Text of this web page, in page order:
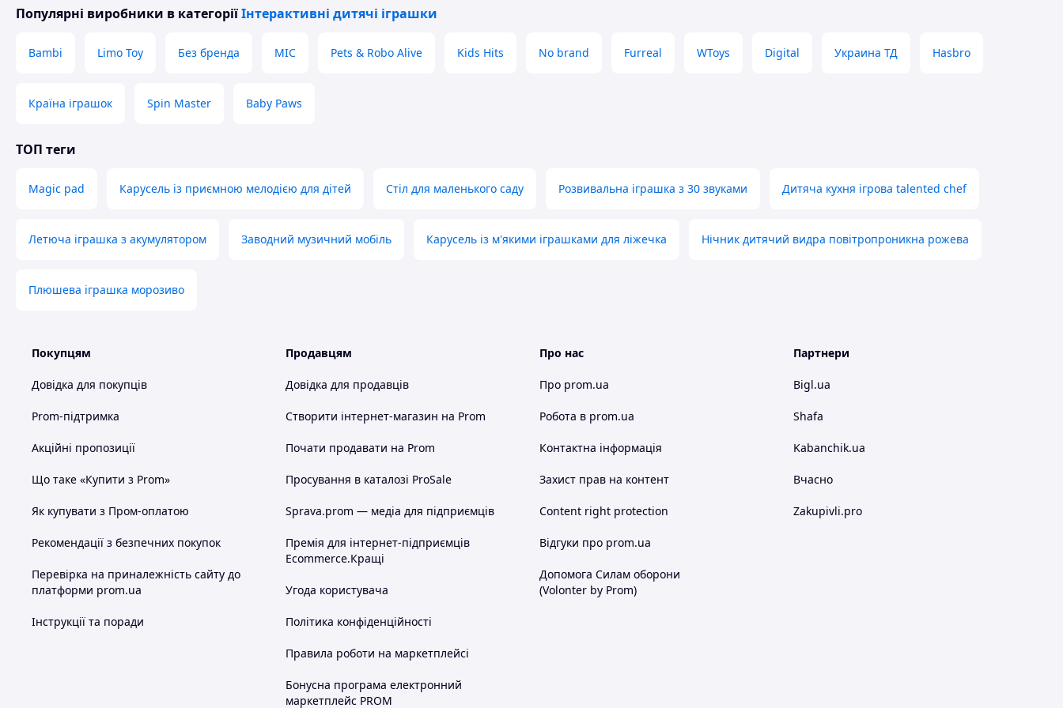
Популярні виробники в категоріїІнтерактивні дитячі іграшки
Bambi Limo Toy Без бренда MIC Pets & Robo Alive Kids Hits No brand Furreal WToys Digital Украина ТД Hasbro
Країна іграшок Spin Master Baby Paws
ТОП теги
Magic pad Карусель із приємною мелодією для дітей Стіл для маленького саду Розвивальна іграшка з 30 звуками Дитяча кухня ігрова talented chef
Летюча іграшка з акумулятором Заводний музичний мобіль Карусель із м'якими іграшками для ліжечка Нічник дитячий видра повітропроникна рожева
Плюшева іграшка морозиво
Покупцям
Довідка для покупців
Prom-підтримка
Акційні пропозиції
Що таке «Купити з Prom»
Як купувати з Пром-оплатою
Рекомендації з безпечних покупок
Перевірка на приналежність сайту до
платформи prom.ua
Інструкції та поради
Продавцям
Довідка для продавців
Створити інтернет-магазин на Prom
Почати продавати на Prom
Просування в каталозі ProSale
Sprava.prom — медіа для підприємців
Премія для інтернет-підприємців
Ecommerce.Кращі
Угода користувача
Політика конфіденційності
Правила роботи на маркетплейсі
Бонусна програма електронний
маркетплейс PROM
Про нас
Про prom.ua
Робота в prom.ua
Контактна інформація
Захист прав на контент
Content right protection
Відгуки про prom.ua
Допомога Силам оборони
(Volonter by Prom)
Партнери
Bigl.ua
Shafa
Kabanchik.ua
Вчасно
Zakupivli.pro